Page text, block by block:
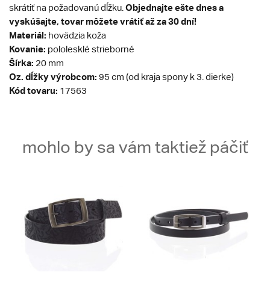
skrátiť na požadovanú dĺžku. Objednajte ešte dnes a
vyskúšajte, tovar môžete vrátiť až za 30 dní!
Materiál: hovädzia koža
Kovanie: pololesklé strieborné
Šírka: 20 mm
Oz. dĺžky výrobcom: 95 cm (od kraja spony k 3. dierke)
Kód tovaru: 17563
mohlo by sa vám taktiež páčiť